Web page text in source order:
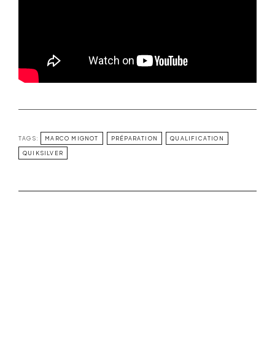
TAGS: MARCO MIGNOT PRÉPARATION QUALIFICATION
QUIKSILVER